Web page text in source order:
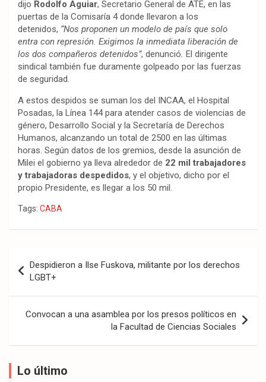
dijo Rodolfo Aguiar, Secretario General de ATE, en las
puertas de la Comisaría 4 donde llevaron a los
detenidos, “Nos proponen un modelo de país que solo
entra con represión. Exigimos la inmediata liberación de
los dos compañeros detenidos”, denunció. El dirigente
sindical también fue duramente golpeado por las fuerzas
de seguridad.
A estos despidos se suman los del INCAA, el Hospital
Posadas, la Línea 144 para atender casos de violencias de
género, Desarrollo Social y la Secretaría de Derechos
Humanos, alcanzando un total de 2500 en las últimas
horas. Según datos de los gremios, desde la asunción de
Milei el gobierno ya lleva alrededor de 22 mil trabajadores
y trabajadoras despedidos, y el objetivo, dicho por el
propio Presidente, es llegar a los 50 mil.
Tags: CABA
de
entradas
Despidieron a Ilse Fuskova, militante por los derechos
LGBT+
Convocan a una asamblea por los presos políticos en
la Facultad de Ciencias Sociales
Lo último